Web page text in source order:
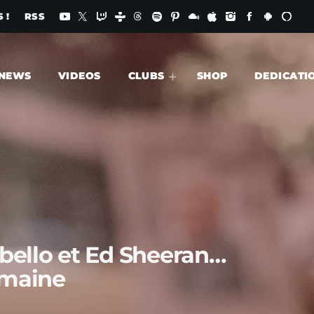
! RSS
VIDEOS CLUBS SHOP
et Ed Sheeran…